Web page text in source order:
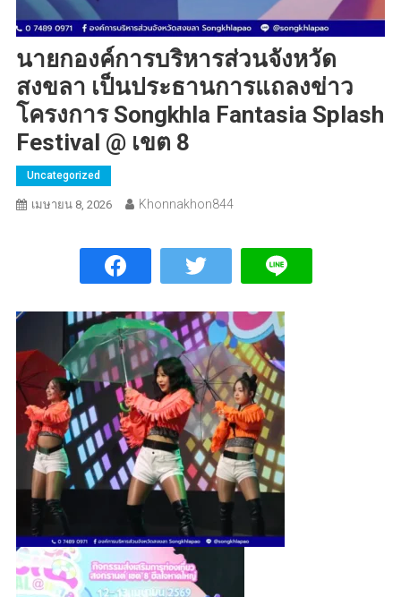
นายกองค์การบริหารส่วนจังหวัด
สงขลา เป็นประธานการแถลงข่าว
โครงการ Songkhla Fantasia Splash
Festival @ เขต 8
Uncategorized
เมษายน 8, 2026 Khonnakhon844